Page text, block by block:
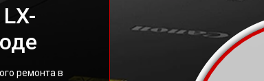
ремонта в